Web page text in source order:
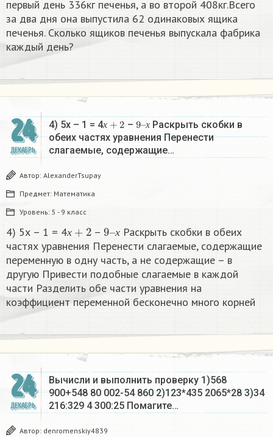
первый день 336кг печенья, а во второй 408кг.Всего
за два дня она выпустила 62 одинаковых ящика
печенья. Сколько ящиков печенья выпускала фабрика
каждый день?
24
ДЕКАБРЬ
4) 5х – 1 = 4х
х+2 – х
9–
х
Раскрыть скобки в
обеих частях уравнения Перенести
слагаемые, содержащие…
Автор: AlexanderTsupay
Предмет: Математика
Уровень: 5 - 9 класс
4) 5х – 1 = 4х – х
9
х
Раскрыть скобки в обеих
частях уравнения Перенести слагаемые, содержащие
переменную в одну часть, а не содержащие – в
другую Привести подобные слагаемые в каждой
части Разделить обе части уравнения на
коэффициент переменной бесконечно много корней​
24
ДЕКАБРЬ
Вычисли и выполнить проверку 1)568
900+548 80 002-54 860 2)123*435 2065*28 3)34
216:329 4 300:25 Помагите…
Автор: denromenskiy4839